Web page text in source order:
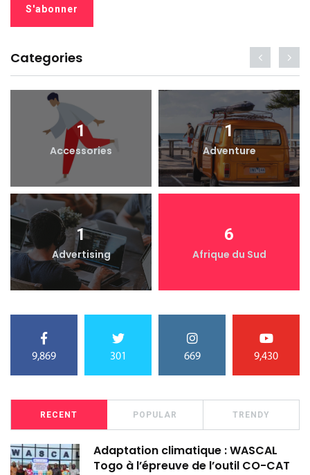
Categories
1
Accessories
1
Adventure
1
Advertising
6
Afrique du Sud
9,869 301 669 9,430
RECENT POPULAR TRENDY
Adaptation climatique : WASCAL
Togo à l’épreuve de l’outil CO-CAT